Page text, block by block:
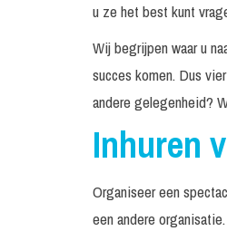
u ze het best kunt
Wij begrijpen waar u
succes komen. Dus
andere gelegenheid?
Inhuren
Organiseer een
een andere